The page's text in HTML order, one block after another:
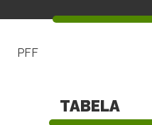
PFF
TABELA